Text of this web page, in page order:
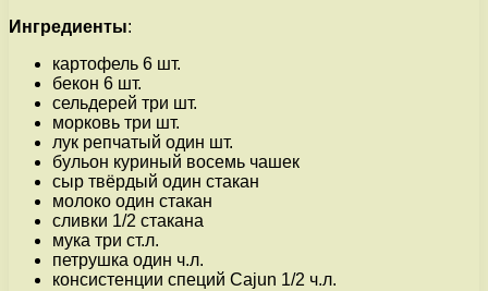
Ингредиенты:
картофель 6 шт.
бекон 6 шт.
сельдерей три шт.
морковь три шт.
лук репчатый один шт.
бульон куриный восемь чашек
сыр твёрдый один стакан
молоко один стакан
сливки 1/2 стакана
мука три ст.л.
петрушка один ч.л.
консистенции специй Cajun 1/2 ч.л.